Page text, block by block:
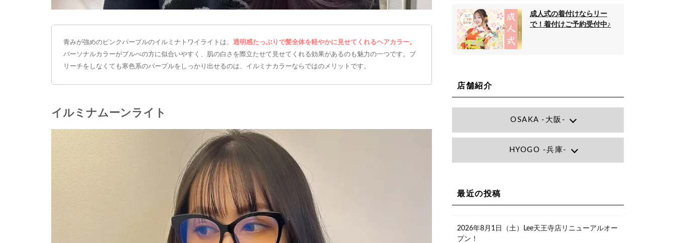
青みが強めのピンクパープルのイルミナトワイライトは、 透明感たっぷりで髪全体を軽やかに見せてくれるヘアカラー。
パーソナルカラーがブルべの方に似合いやすく、肌の白さを際立たせて見せてくれる効果があるのも魅力の一つです。ブ
リーチをしなくても寒色系のパープルをしっかり出せるのは、イルミナカラーならではのメリットです。
イルミナムーンライト
成人式の着付けならリー
で！着付けご予約受付中♪
店舗紹介
OSAKA -大阪-
Lee大阪店
大阪府大阪市北区小松原町1-27梅田エ
大阪府大阪市都島区東野田町２丁目９
HYOGO -兵庫-
ライフワーク1F
最近の投稿
2026年8月1日（土）Lee天王寺店リニューアルオー
プン！